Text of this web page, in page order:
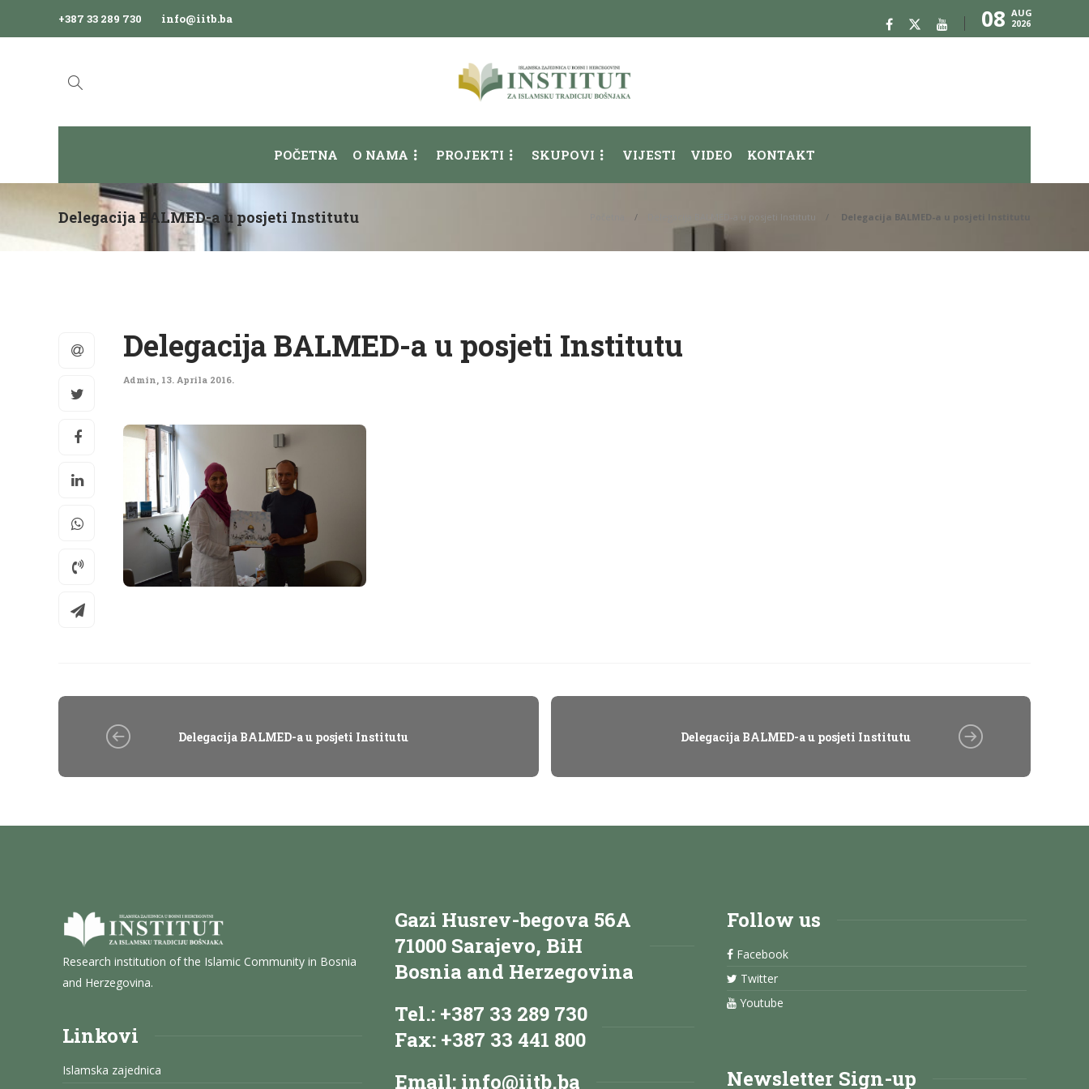
+387 33 289 730 info@iitb.ba 08 AUG
2026
POČETNA O NAMA PROJEKTI SKUPOVI VIJESTI VIDEO KONTAKT
Delegacija BALMED-a u posjeti Institutu Delegacija BALMED-a u posjeti Institutu Delegacija BALMED-a u posjeti Institutu
Delegacija BALMED-a u posjeti Institutu
Admin, 13. Aprila 2016.
Delegacija BALMED-a u posjeti Institutu Delegacija BALMED-a u posjeti Institutu
Research institution of the Islamic Community in Bosnia
and Herzegovina.
Linkovi
Islamska zajednica
Gazi Husrev-begova 56A
71000 Sarajevo, BiH
Bosnia and Herzegovina
Tel.: +387 33 289 730
Fax: +387 33 441 800
Email: info@iitb.ba
Follow us
Facebook
Twitter
Youtube
Newsletter Sign-up